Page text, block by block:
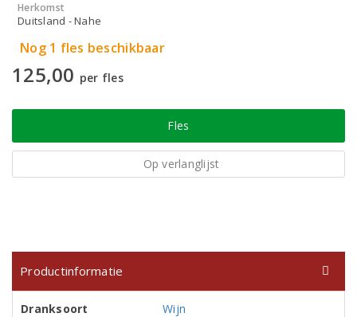
Herkomst
Duitsland - Nahe
Nog 1 fles beschikbaar
125,00 per fles
Fles
Op verlanglijst
Productinformatie
Dranksoort
Wijn